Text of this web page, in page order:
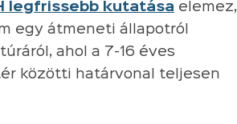
legfrissebb kutatása elemez,
egy átmeneti állapotról
ahol a 7-16 éves
közötti határvonal teljesen